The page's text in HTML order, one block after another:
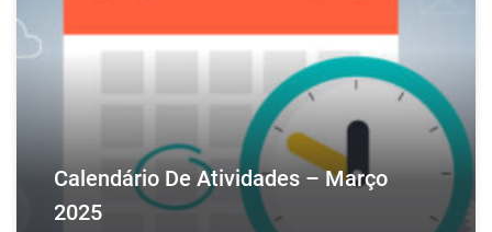
Calendário De Atividades – Março
2025